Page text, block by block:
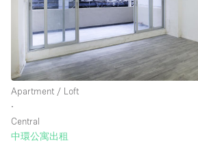
Apartment / Loft
∙
Central
中環公寓出租